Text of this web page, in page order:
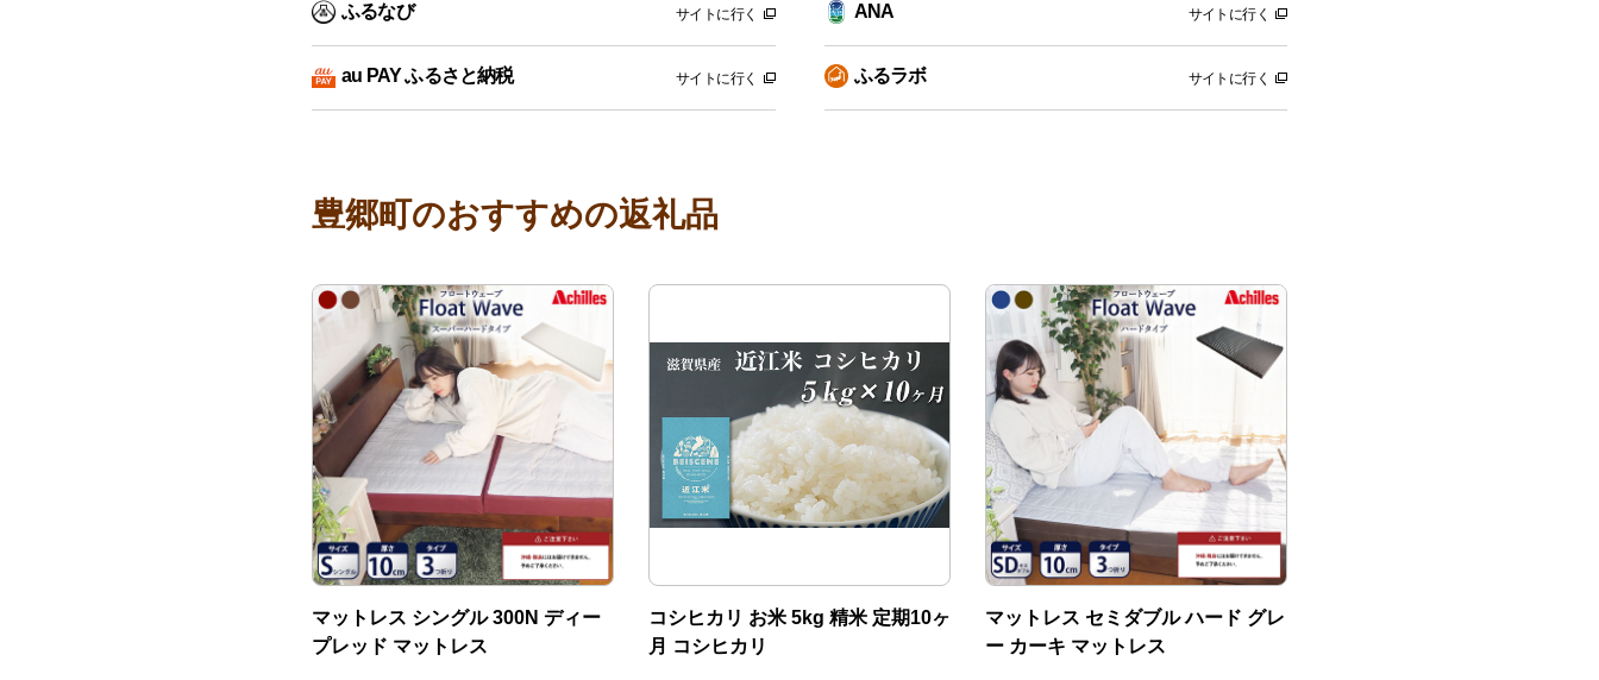
ふるなび サイトに行く ANA サイトに行く
au PAY ふるさと納税 サイトに行く ふるラボ サイトに行く
豊郷町のおすすめの返礼品
マットレス シングル 300N ディー
プレッド マットレス
コシヒカリ お米 5kg 精米 定期10ヶ
月 コシヒカリ
マットレス セミダブル ハード グレ
ー カーキ マットレス